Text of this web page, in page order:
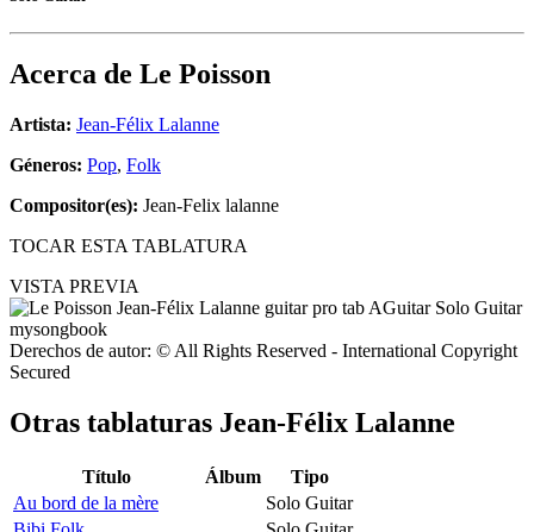
Acerca de Le Poisson
Artista: Jean-Félix Lalanne
Géneros: Pop, Folk
Compositor(es): Jean-Felix lalanne
TOCAR ESTA TABLATURA
VISTA PREVIA
Derechos de autor: © All Rights Reserved - International Copyright
Secured
Otras tablaturas Jean-Félix Lalanne
Título Álbum
Tipo
Au bord de la mère
Solo Guitar